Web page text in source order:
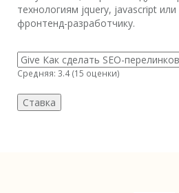
технологиям jquery, javascript
фронтенд-разработчику.
Средняя: 3.4 (15 оценки)